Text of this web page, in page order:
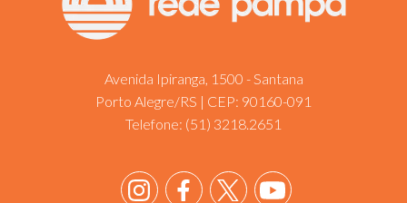
Avenida Ipiranga, 1500 - Santana
Porto Alegre/RS | CEP: 90160-091
Telefone: (51) 3218.2651